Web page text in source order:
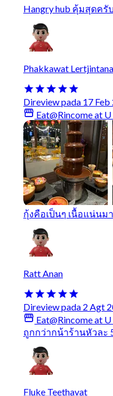
Hangry hub คุ้มสุดครับ
Phakkawat
Direview pada 17 Feb
Eat@Rincome at
กุ้งคือเป็นๆ เนื้อแน่น
Ratt Anan
Direview pada 2 Agt
Eat@Rincome at
ถูกกว่ากน้าร้านหัวละ
Fluke Teethavat